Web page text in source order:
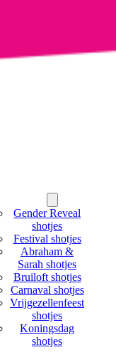
Gender Reveal
shotjes
Festival shotjes
Abraham &
Sarah shotjes
Bruiloft shotjes
Carnaval shotjes
Vrijgezellenfeest
shotjes
Koningsdag
shotjes